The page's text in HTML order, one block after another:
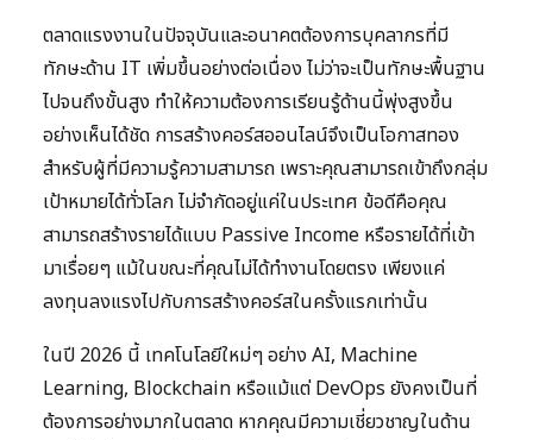
ตลาดแรงงานในปัจจุบันและอนาคตต้องการบุคลากรที่มี
ทักษะด้าน IT เพิ่มขึ้นอย่างต่อเนื่อง ไม่ว่าจะเป็นทักษะพื้นฐาน
ไปจนถึงขั้นสูง ทำให้ความต้องการเรียนรู้ด้านนี้พุ่งสูงขึ้น
อย่างเห็นได้ชัด การสร้างคอร์สออนไลน์จึงเป็นโอกาสทอง
สำหรับผู้ที่มีความรู้ความสามารถ เพราะคุณสามารถเข้าถึงกลุ่ม
เป้าหมายได้ทั่วโลก ไม่จำกัดอยู่แค่ในประเทศ ข้อดีคือคุณ
สามารถสร้างรายได้แบบ Passive Income หรือรายได้ที่เข้า
มาเรื่อยๆ แม้ในขณะที่คุณไม่ได้ทำงานโดยตรง เพียงแค่
ลงทุนลงแรงไปกับการสร้างคอร์สในครั้งแรกเท่านั้น
ในปี 2026 นี้ เทคโนโลยีใหม่ๆ อย่าง AI, Machine
Learning, Blockchain หรือแม้แต่ DevOps ยังคงเป็นที่
ต้องการอย่างมากในตลาด หากคุณมีความเชี่ยวชาญในด้าน